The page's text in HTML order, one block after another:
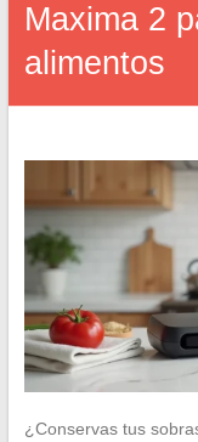
Maxima 2
alimentos
¿Conservas tus